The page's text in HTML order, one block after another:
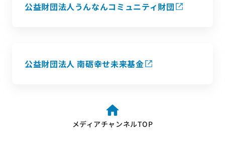
公益財団法人うんなんコミュニティ財団
公益財団法人 南砺幸せ未来基金
メディアチャンネルTOP